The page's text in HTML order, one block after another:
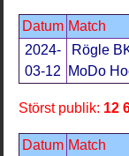
Datum Match
2024-
03-12
Rögle
MoDo
Störst publik: 12
Datum Match